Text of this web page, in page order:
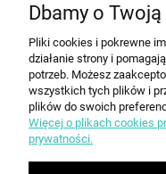
Dbamy o
Pliki cookies i pokrewne
działanie strony i
potrzeb. Możesz
wszystkich tych plików i
plików do swoich
Więcej o plikach cookies
prywatności.